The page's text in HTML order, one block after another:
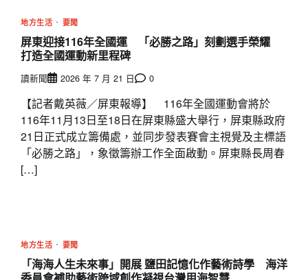
地方生活 要聞
屏東迎接116年全國運 「必勝之路」刻劃選手榮耀
打造全國運動新里程碑
讀新聞 2026 年 7 月 21 日 0
【記者戴英薇／屏東報導】 116年全國運動會將於
116年11月13日至18日在屏東縣盛大舉行，屏東縣政府
21日正式成立籌備處，並同步發表賽會主視覺及主標語
「必勝之路」，象徵籌辦工作全面啟動。屏東縣長周春
[…]
地方生活 要聞
「海海人生未來事」開展 鹽田記憶化作藝術詩學 海洋